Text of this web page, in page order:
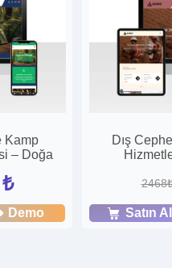
Kamp
– Doğa
Demo
Dış
Satın Al